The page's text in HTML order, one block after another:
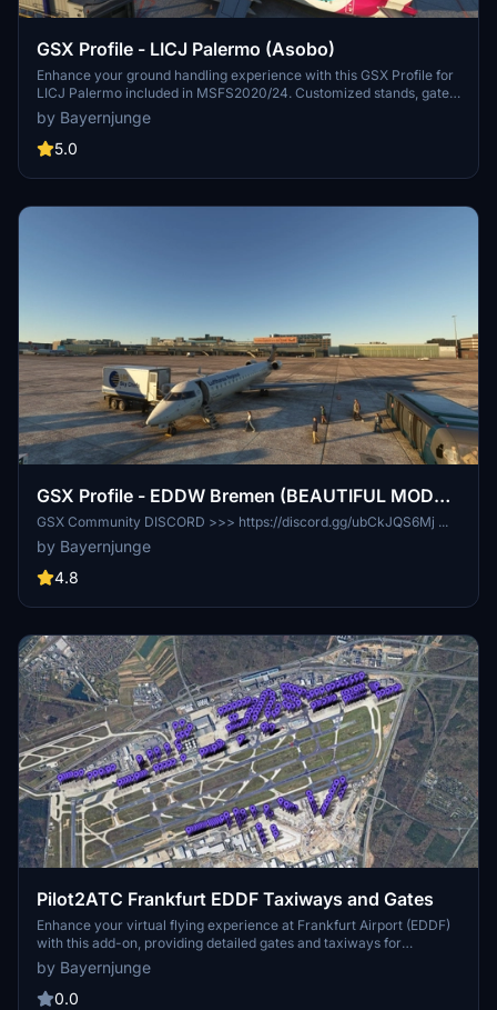
GSX Profile - LICJ Palermo (Asobo)
Enhance your ground handling experience with this GSX Profile for
LICJ Palermo included in MSFS2020/24. Customized stands, gates,
pushback configurations, and VDGS screens ensure a realistic
airport environment. Note the absence of an airport-walker due to
technical constraints. Join the GSX Community Discord for support
by Bayernjunge
5.0
GSX Profile - EDDW Bremen (BEAUTIFUL MODEL
of the WORLD)
GSX Community DISCORD >>> https://discord.gg/ubCkJQS6Mj ...
by Bayernjunge
4.8
Pilot2ATC Frankfurt EDDF Taxiways and Gates
Enhance your virtual flying experience at Frankfurt Airport (EDDF)
with this add-on, providing detailed gates and taxiways for
Pilot2ATC. Follow the simple installation steps to seamlessly
integrate the new data and navigate the airport with precision.
by Bayernjunge
0.0